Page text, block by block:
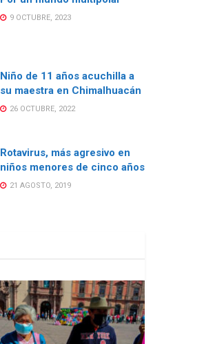
9 OCTUBRE, 2023
Niño de 11 años acuchilla a
su maestra en Chimalhuacán
26 OCTUBRE, 2022
Rotavirus, más agresivo en
niños menores de cinco años
21 AGOSTO, 2019